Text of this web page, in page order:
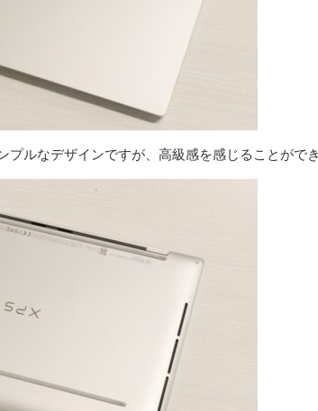
プルなデザインですが、高級感を感じることができ